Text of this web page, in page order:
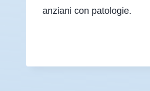
anziani con patologie.